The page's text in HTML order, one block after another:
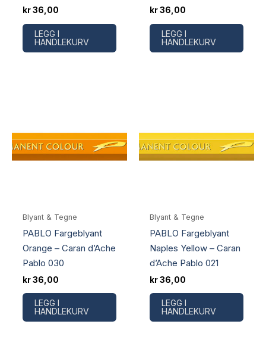
kr36,00
LEGG I
HANDLEKURV
kr36,00
LEGG I
HANDLEKURV
Blyant & Tegne
PABLO Fargeblyant
Orange – Caran d’Ache
Pablo 030
kr36,00
LEGG I
HANDLEKURV
Blyant & Tegne
PABLO Fargeblyant
Naples Yellow – Caran
d’Ache Pablo 021
kr36,00
LEGG I
HANDLEKURV